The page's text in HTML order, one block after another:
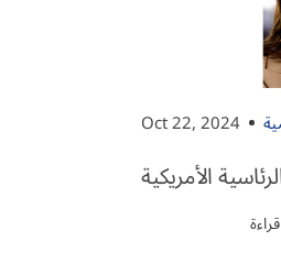
Oct 22, 2024
الأمريكية